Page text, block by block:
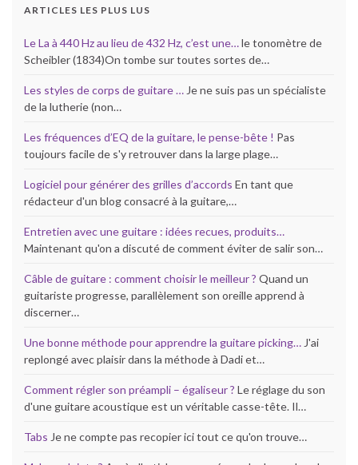
ARTICLES LES PLUS LUS
Le La à 440 Hz au lieu de 432 Hz, c’est une…le tonomètre de
Scheibler (1834)On tombe sur toutes sortes de…
Les styles de corps de guitare … Je ne suis pas un spécialiste
de la lutherie (non…
Les fréquences d’EQ de la guitare, le pense-bête ! Pas
toujours facile de s'y retrouver dans la large plage…
Logiciel pour générer des grilles d’accords En tant que
rédacteur d'un blog consacré à la guitare,…
Entretien avec une guitare : idées recues, produits…
Maintenant qu'on a discuté de comment éviter de salir son…
Câble de guitare : comment choisir le meilleur ? Quand un
guitariste progresse, parallèlement son oreille apprend à
discerner…
Une bonne méthode pour apprendre la guitare picking… J'ai
replongé avec plaisir dans la méthode à Dadi et…
Comment régler son préampli – égaliseur ? Le réglage du son
d'une guitare acoustique est un véritable casse-tête. Il…
Tabs Je ne compte pas recopier ici tout ce qu'on trouve…